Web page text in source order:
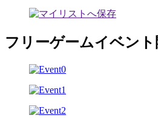
フリーゲームイベント